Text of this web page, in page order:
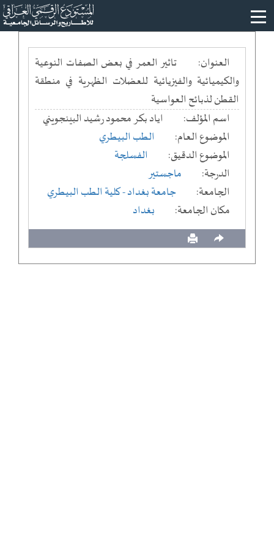
العنوان:
تاثير العمر في بعض الصفات النوعية
والكيميائية والفيزيائية للعضلات الظهرية في منطقة
القطن لذبائح العواسية
اسم المؤلف:
اياد بكر محمود رشيد البينجويني
الموضوع العام:
الطب البيطري
الموضوع الدقيق:
الفسلجة
الدرجة:
ماجستير
الجامعة:
جامعة بغداد- كلية الطب البيطري
مكان الجامعة:
بغداد